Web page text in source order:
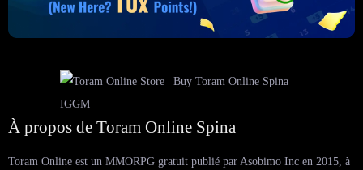
À propos de Toram Online Spina
Toram Online est un MMORPG gratuit publié par Asobimo Inc en 2015, à